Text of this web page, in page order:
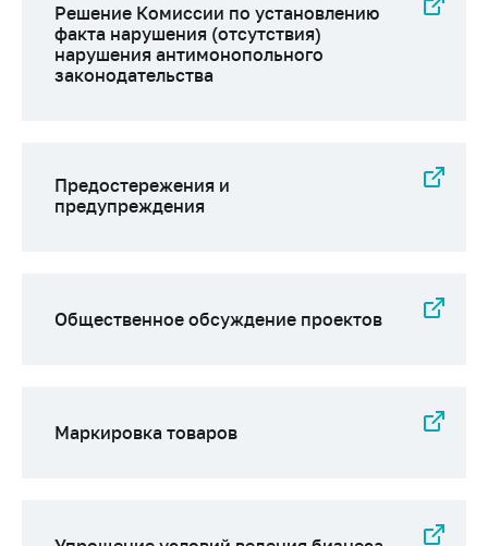
Решение Комиссии по установлению
факта нарушения (отсутствия)
нарушения антимонопольного
законодательства
Предостережения и
предупреждения
Общественное обсуждение проектов
Маркировка товаров